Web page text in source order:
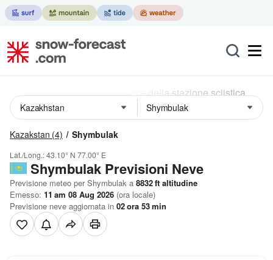
Kazakstan (4) Shymbulak
Lat./Long.:43.10° N 77.00° E
Shymbulak Previsioni Neve
Previsione meteo per Shymbulak a 8832ft altitudine
Emesso: 11 am 08 Aug 2026 (ora locale)
Previsione neve aggiornata in 02ora 53min